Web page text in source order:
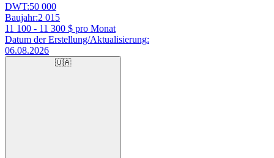
DWT:50 000
Baujahr:2 015
11 100 - 11 300 $ pro Monat
Datum der Erstellung/Aktualisierung:
06.08.2026
🇺🇦